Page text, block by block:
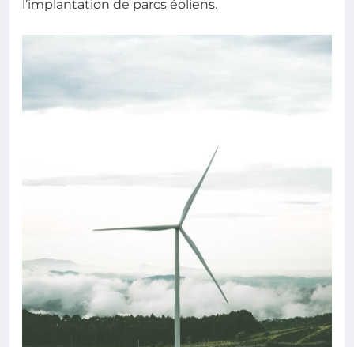
l’implantation de parcs éoliens.